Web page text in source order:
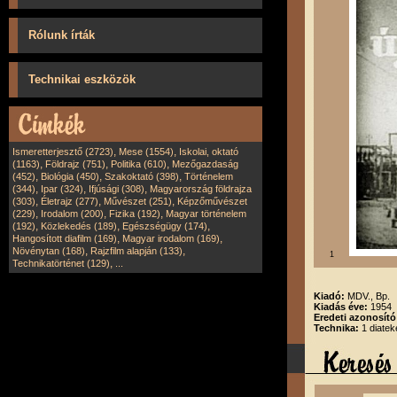
Rólunk írták
Technikai eszközök
Ismeretterjesztő (2723), Mese (1554), Iskolai, oktató
(1163), Földrajz (751), Politika (610), Mezőgazdaság
(452), Biológia (450), Szakoktató (398), Történelem
(344), Ipar (324), Ifjúsági (308), Magyarország földrajza
(303), Életrajz (277), Művészet (251), Képzőművészet
(229), Irodalom (200), Fizika (192), Magyar történelem
(192), Közlekedés (189), Egészségügy (174),
Hangosított diafilm (169), Magyar irodalom (169),
Növénytan (168), Rajzfilm alapján (133),
Technikatörténet (129),
1
Kiadó: MDV., Bp.
Kiadás éve: 1954
Eredeti
Technika: 1